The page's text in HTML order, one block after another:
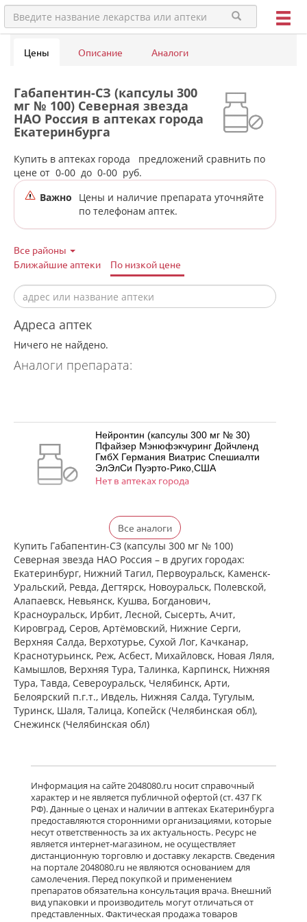
Цены Описание Аналоги
Габапентин-СЗ (капсулы 300
мг № 100) Северная звезда
НАО Россия в аптеках города
Екатеринбурга
Купить в аптеках города
предложений сравнить по
цене от 0-00 до 0-00 руб.
Важно
Цены и наличие препарата уточняйте
по телефонам аптек.
Все районы
Ближайшие аптеки
По низкой цене
Адреса аптек
Ничего не найдено.
Аналоги препарата:
Нейронтин (капсулы 300 мг № 30)
Пфайзер Мэнюфэкчуринг Дойчленд
ГмбХ Германия Виатрис Спешиалти
ЭлЭлСи Пуэрто-Рико,США
Нет в аптеках города
Нейронтин (капсулы 300 мг № 50)
Пфайзер Мэнюфэкчуринг Дойчленд
ГмбХ Германия Виатрис Спешиалти
ЭлЭлСи Пуэрто-Рико,США
есть в 2 аптеках
от 1 980,00 до 2 250,00
Нейронтин (капсулы 300 мг № 100)
Пфайзер Мэнюфэкчуринг Дойчленд
ГмбХ Германия Виатрис Спешиалти
ЭлЭлСи Пуэрто-Рико,США
есть в 4 аптеках
от 3 350,00 до 3 760,00
Тебантин (капсулы 300 мг № 50)
Гедеон Рихтер ОАО Венгрия Гедеон
Рихтер-Рус АО Россия
есть в 2 аптеках
Нейронтин (табл. п. плен. о. 600 мг
№ 50) Пфайзер Мэнюфэкчуринг
Дойчленд ГмбХ Германия Виатрис
Спешиалти ЭлЭлСи Пуэрто-
Рико,США
Нет в аптеках города
Нейронтин (табл. п. плен. о. 600 мг
№ 100) Пфайзер Мэнюфэкчуринг
Дойчленд ГмбХ Германия Виатрис
Спешиалти ЭлЭлСи Пуэрто-
Рико,США
есть в 1 аптеках
Все аналоги
Купить Габапентин-СЗ (капсулы 300 мг № 100)
Северная звезда НАО Россия – в других городах:
Екатеринбург, Нижний Тагил, Первоуральск, Каменск-
Уральский, Ревда, Дегтярск, Новоуральск, Полевской,
Алапаевск, Невьянск, Кушва, Богданович,
Красноуральск, Ирбит, Лесной, Сысерть, Ачит,
Кировград, Серов, Артёмовский, Нижние Cерги,
Верхняя Салда, Верхотурье, Сухой Лог, Качканар,
Краснотурьинск, Реж, Асбест, Михайловск, Новая Ляля,
Камышлов, Верхняя Тура, Талинка, Карпинск, Нижняя
Тура, Тавда, Североуральск, Челябинск, Арти,
Белоярский п.г.т., Ивдель, Нижняя Салда, Тугулым,
Туринск, Шаля, Талица, Копейск (Челябинская обл),
Снежинск (Челябинская обл)
Информация на сайте 2048080.ru носит справочный
характер и не является публичной офертой (ст. 437 ГК
РФ). Данные о ценах и наличии в аптеках Екатеринбурга
предоставляются сторонними организациями, которые
несут ответственность за их актуальность. Ресурс не
является интернет-магазином, не осуществляет
дистанционную торговлю и доставку лекарств. Сведения
на портале 2048080.ru не являются основанием для
самолечения. Перед покупкой и применением
препаратов обязательна консультация врача. Внешний
вид упаковки и производитель могут отличаться от
представленных. Фактическая продажа товаров